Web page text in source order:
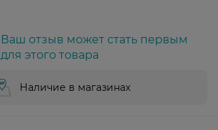
Ваш отзыв может стать первым
для этого товара
Наличие в магазинах